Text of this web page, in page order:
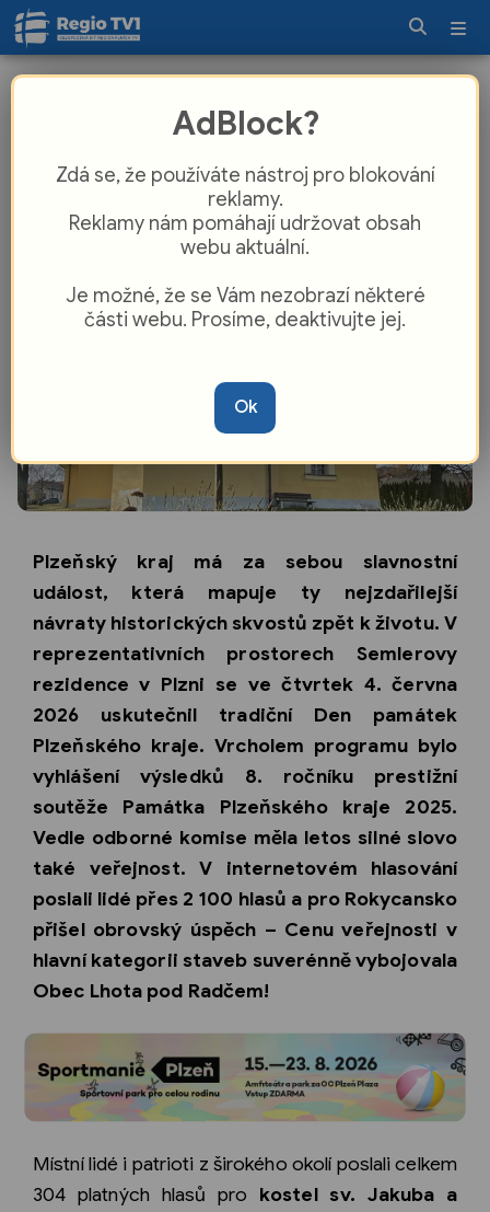
hlasy rozhodli o Ceně veřejnosti pro
Plzeňský kraj má za sebou slavnostní
událost, která mapuje ty nejzdařilejší
návraty historických skvostů zpět k životu. V
reprezentativních prostorech Semlerovy
rezidence v Plzni se ve čtvrtek 4. června
2026 uskutečnil tradiční Den památek
Plzeňského kraje. Vrcholem programu bylo
vyhlášení výsledků 8. ročníku prestižní
soutěže Památka Plzeňského kraje 2025.
Vedle odborné komise měla letos silné slovo
také veřejnost. V internetovém hlasování
poslali lidé přes 2 100 hlasů a pro Rokycansko
přišel obrovský úspěch – Cenu veřejnosti v
hlavní kategorii staveb suverénně vybojovala
Obec Lhota pod Radčem!
Místní lidé i patrioti z širokého okolí poslali celkem
304 platných hlasů pro kostel sv. Jakuba a
AdBlock?
Zdá se, že používáte nástroj pro blokování
reklamy.
Reklamy nám pomáhají udržovat obsah
webu aktuální.
Je možné, že se Vám nezobrazí některé
části webu. Prosíme, deaktivujte jej.
Ok